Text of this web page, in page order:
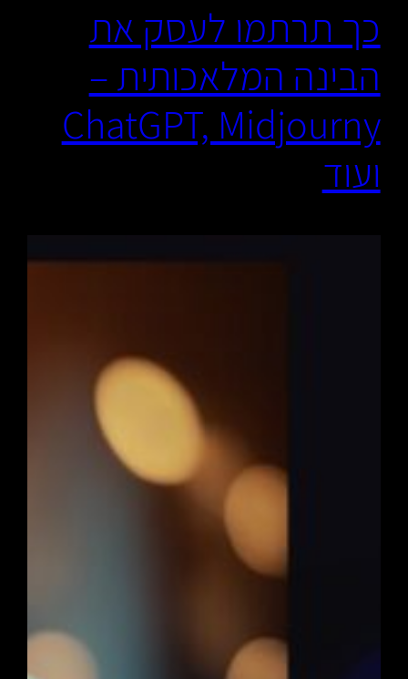
כך תרתמו לעסק את
הבינה המלאכותית –
ChatGPT, Midjourny
ועוד